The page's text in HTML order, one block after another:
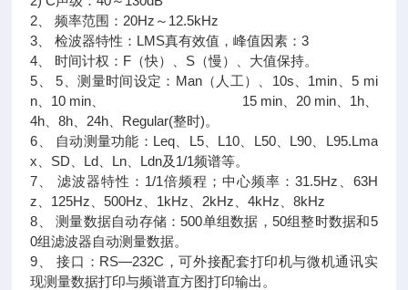
2、 频率范围：20Hz～12.5kHz
3、 检波器特性：LMS真有效值，峰值因素：3
4、 时间计权：F（快）、S（慢）、大值保持。
5、 5、测量时间设定：Man（人工）、10s、1min、5 mi
n、10 min、 15 min、20 min、1h、
4h、8h、24h、Regular(整时)。
6、 自动测量功能：Leq、L5、L10、L50、L90、L95.Lma
x、SD、Ld、Ln、Ldn及1/1频谱等。
7、 滤波器特性：1/1倍频程；中心频率：31.5Hz、63H
z、125Hz、500Hz、1kHz、2kHz、4kHz、8kHz
8、 测量数据自动存储：500单组数据，50组整时数据和5
0组滤波器自动测量数据。
9、 接口：RS—232C，可外接配套打印机与微机通讯实
现测量数据打印与频谱直方图打印输出。